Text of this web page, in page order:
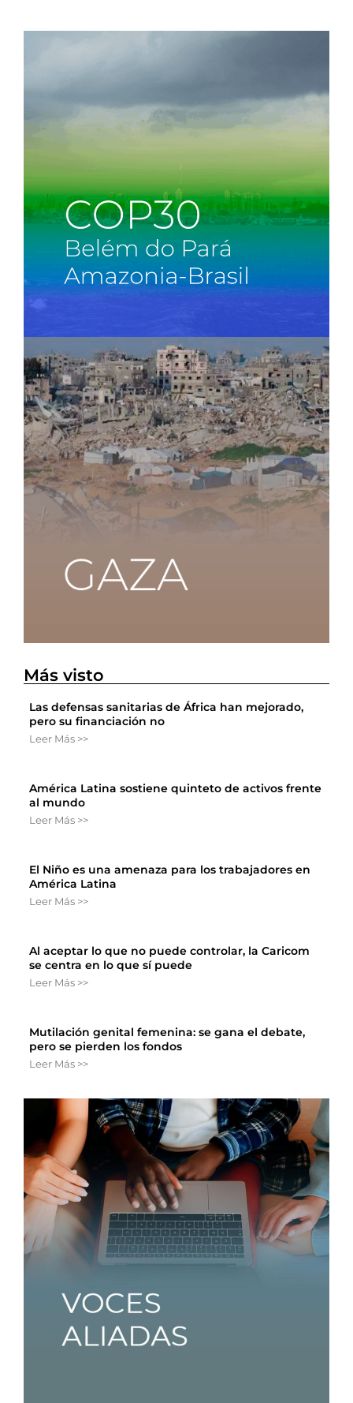
Más visto
Las defensas sanitarias de África han mejorado,
pero su financiación no
Leer Más >>
América Latina sostiene quinteto de activos frente
al mundo
Leer Más >>
El Niño es una amenaza para los trabajadores en
América Latina
Leer Más >>
Al aceptar lo que no puede controlar, la Caricom
se centra en lo que sí puede
Leer Más >>
Mutilación genital femenina: se gana el debate,
pero se pierden los fondos
Leer Más >>